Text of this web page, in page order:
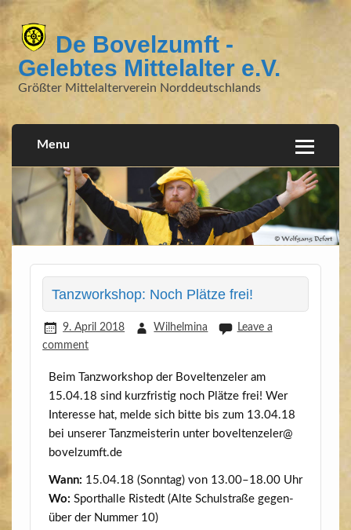
De Bovelzumft -
Gelebtes Mittelalter e.V.
Größter Mittelalterverein Norddeutschlands
Menu
Tanzworkshop: Noch Plätze frei!
9. April 2018 Wilhelmina
Leave a
comment
Beim Tanz­work­shop der Bovel­ten­ze­l­er am
15.04.18 sind kurz­fris­tig noch Plät­ze frei! Wer
Inter­es­se hat, mel­de sich bit­te bis zum 13.04.18
bei unse­rer Tanz­meis­te­rin unter boveltenzeler@​
bovelzumft.​de
Wann: 15.04.18 (Sonn­tag) von 13.00–18.00 Uhr
Wo: Sport­hal­le Ristedt (Alte Schul­stra­ße gegen­
über der Num­mer 10)